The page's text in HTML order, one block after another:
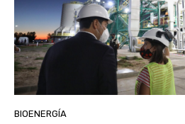
BIOENERGÍA